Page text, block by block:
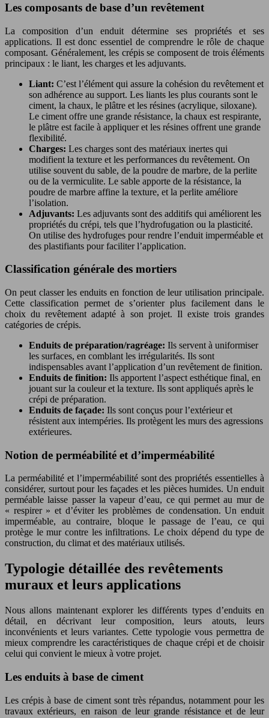
Les composants de base d’un revêtement
La composition d’un enduit détermine ses propriétés et ses
applications. Il est donc essentiel de comprendre le rôle de chaque
composant. Généralement, les crépis se composent de trois éléments
principaux : le liant, les charges et les adjuvants.
Liant: C’est l’élément qui assure la cohésion du revêtement et
son adhérence au support. Les liants les plus courants sont le
ciment, la chaux, le plâtre et les résines (acrylique, siloxane).
Le ciment offre une grande résistance, la chaux est respirante,
le plâtre est facile à appliquer et les résines offrent une grande
flexibilité.
Charges: Les charges sont des matériaux inertes qui
modifient la texture et les performances du revêtement. On
utilise souvent du sable, de la poudre de marbre, de la perlite
ou de la vermiculite. Le sable apporte de la résistance, la
poudre de marbre affine la texture, et la perlite améliore
l’isolation.
Adjuvants: Les adjuvants sont des additifs qui améliorent les
propriétés du crépi, tels que l’hydrofugation ou la plasticité.
On utilise des hydrofuges pour rendre l’enduit imperméable et
des plastifiants pour faciliter l’application.
Classification générale des mortiers
On peut classer les enduits en fonction de leur utilisation principale.
Cette classification permet de s’orienter plus facilement dans le
choix du revêtement adapté à son projet. Il existe trois grandes
catégories de crépis.
Enduits de préparation/ragréage: Ils servent à uniformiser
les surfaces, en comblant les irrégularités. Ils sont
indispensables avant l’application d’un revêtement de finition.
Enduits de finition: Ils apportent l’aspect esthétique final, en
jouant sur la couleur et la texture. Ils sont appliqués après le
crépi de préparation.
Enduits de façade: Ils sont conçus pour l’extérieur et
résistent aux intempéries. Ils protègent les murs des agressions
extérieures.
Notion de perméabilité et d’imperméabilité
La perméabilité et l’imperméabilité sont des propriétés essentielles à
considérer, surtout pour les façades et les pièces humides. Un enduit
perméable laisse passer la vapeur d’eau, ce qui permet au mur de
« respirer » et d’éviter les problèmes de condensation. Un enduit
imperméable, au contraire, bloque le passage de l’eau, ce qui
protège le mur contre les infiltrations. Le choix dépend du type de
construction, du climat et des matériaux utilisés.
Typologie détaillée des revêtements
muraux et leurs applications
Nous allons maintenant explorer les différents types d’enduits en
détail, en décrivant leur composition, leurs atouts, leurs
inconvénients et leurs variantes. Cette typologie vous permettra de
mieux comprendre les caractéristiques de chaque crépi et de choisir
celui qui convient le mieux à votre projet.
Les enduits à base de ciment
Les crépis à base de ciment sont très répandus, notamment pour les
travaux extérieurs, en raison de leur grande résistance et de leur